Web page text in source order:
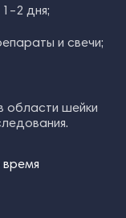
дня;
и свечи;
области шейки